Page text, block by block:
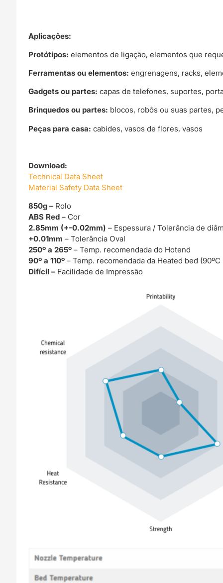
Aplicações:
Protótipos: elementos de ligação, elementos que
Ferramentas ou elementos: engrenagens, racks,
Gadgets ou partes: capas de telefones, suportes,
Brinquedos ou partes: blocos, robôs ou suas partes,
Peças para casa: cabides, vasos de flores, vasos
Download:
Technical Data Sheet
Material Safety Data Sheet
850g – Rolo
ABS Red– Cor
2.85mm (+-0.02mm)– Espessura / Tolerância de
+0.01mm– Tolerância Oval
250º a 265º– Temp. recomendada do Hotend
90º a 110º– Temp. recomendada da Heated bed
Difícil – Facilidade de Impressão